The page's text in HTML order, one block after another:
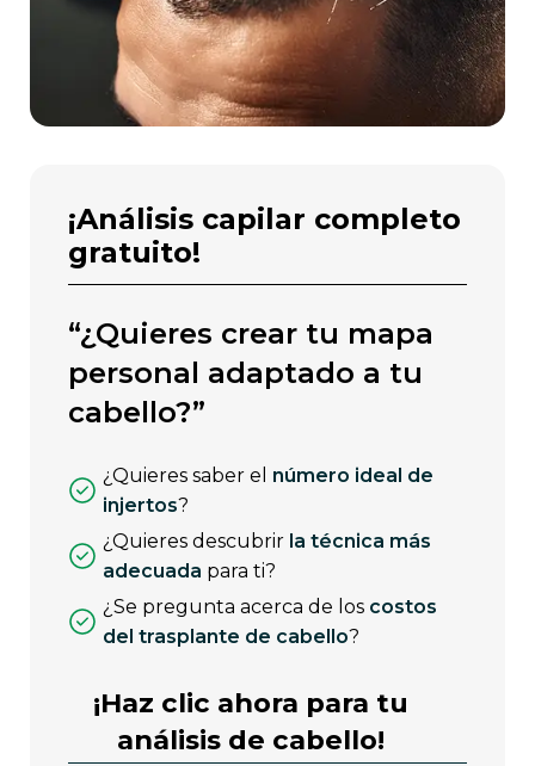
¡análisis capilar completo
gratuito!
“¿quieres crear tu mapa
personal adaptado a tu
cabello?”
¿quieres saber el número ideal de
injertos?
¿quieres descubrir la técnica más
adecuada para ti?
¿se pregunta acerca de los costos
del trasplante de cabello?
¡Haz clic ahora para tu
análisis de cabello!